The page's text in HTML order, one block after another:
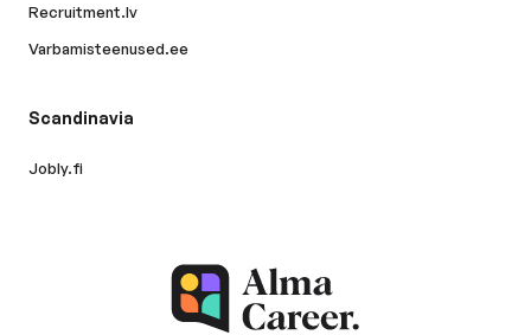
Recruitment.lv
Varbamisteenused.ee
Scandinavia
Jobly.fi